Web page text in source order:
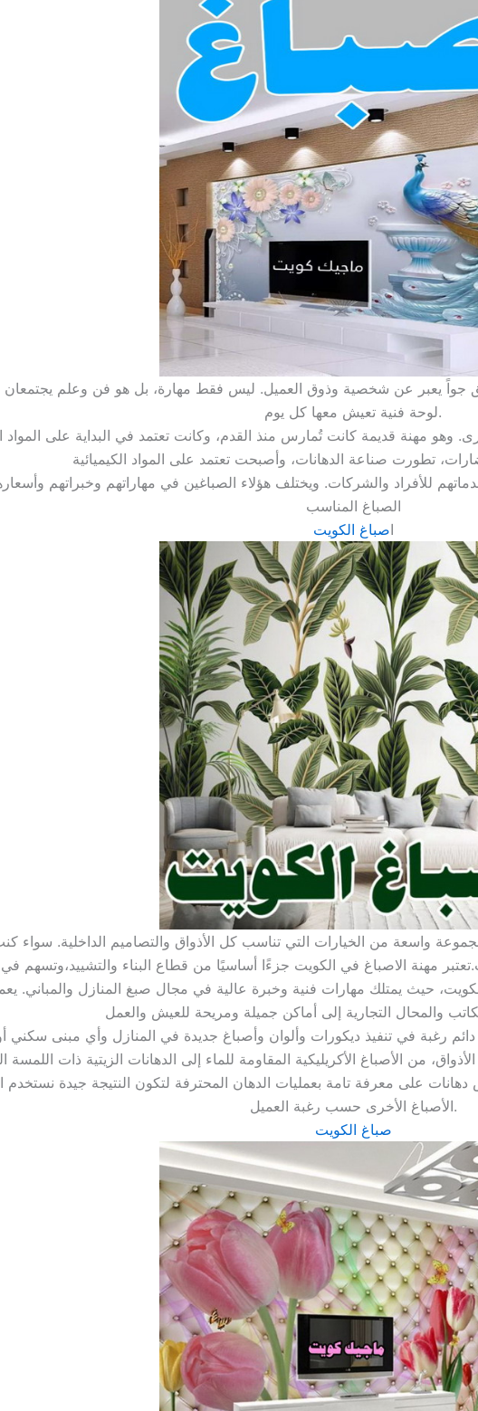
جواً يعبر عن شخصية وذوق العميل. ليس فقط مهارة، بل هو فن وعلم
لوحة فنية تعيش معها كل يوم.
مهنة قديمة كانت تُمارس منذ القدم، وكانت تعتمد في البداية على المواد
للأفراد والشركات. ويختلف هؤلاء الصباغين في مهاراتهم وخبراتهم
الصباغ المناسب
اصباغ الكويت
واسعة من الخيارات التي تناسب كل الأذواق والتصاميم الداخلية. سواء
مهنة الاصباغ في الكويت جزءًا أساسيًا من قطاع البناء والتشييد،وتسهم
حيث يمتلك مهارات فنية وخبرة عالية في مجال صبغ المنازل والمباني.
من الأصباغ الأكريليكية المقاومة للماء إلى الدهانات الزيتية ذات اللمسة
على معرفة تامة بعمليات الدهان المحترفة لتكون النتيجة جيدة نستخدم
الأصباغ الأخرى حسب رغبة العميل.
صباغ الكويت